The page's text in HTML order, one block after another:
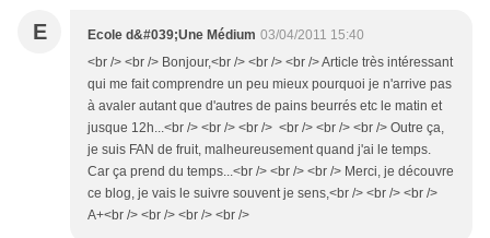
E Ecole d&#039;Une Médium 03/04/2011 15:40
<br /> <br /> Bonjour,<br /> <br /> <br /> Article très intéressant
qui me fait comprendre un peu mieux pourquoi je n'arrive pas
à avaler autant que d'autres de pains beurrés etc le matin et
jusque 12h...<br /> <br /> <br /> <br /> <br /> <br /> Outre ça,
je suis FAN de fruit, malheureusement quand j'ai le temps.
Car ça prend du temps...<br /> <br /> <br /> Merci, je découvre
ce blog, je vais le suivre souvent je sens,<br /> <br /> <br />
A+<br /> <br /> <br /> <br />